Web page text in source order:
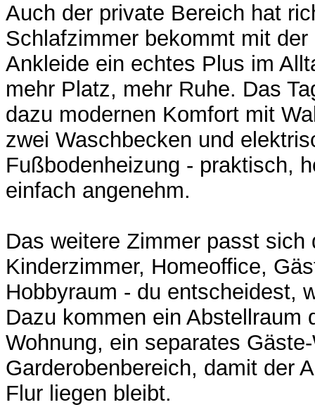
Auch der private Bereich hat
Schlafzimmer bekommt mit der
Ankleide ein echtes Plus im
mehr Platz, mehr Ruhe. Das
dazu modernen Komfort mit
zwei Waschbecken und
Fußbodenheizung - praktisch,
einfach angenehm.
Das weitere Zimmer passt sich
Kinderzimmer, Homeoffice,
Hobbyraum - du entscheidest,
Dazu kommen ein Abstellraum
Wohnung, ein separates
Garderobenbereich, damit der
Flur liegen bleibt.